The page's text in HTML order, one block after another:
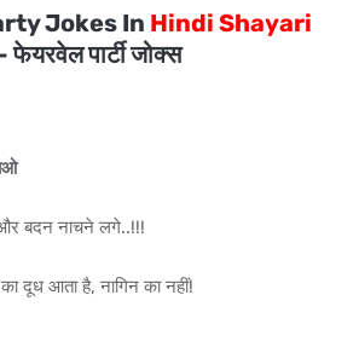
Jokes In Hindi Shayari
फेयरवेल पार्टी जोक्स
बदन नाचने लगे..!!!
दूध आता है, नागिन का नहीं!